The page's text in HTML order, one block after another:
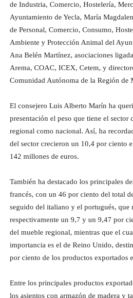
de Industria, Comercio, Hostelería,
Ayuntamiento de Yecla, María
de Personal, Comercio, Consumo,
Ambiente y Protección Animal del
Ana Belén Martínez, asociaciones
Arema, COAC, ICEX, Cetem, y
Comunidad Autónoma de la Región de
El consejero Luis Alberto Marín ha
presentación el peso que tiene el sector
regional como nacional. Así, ha
del sector crecieron un 10,4 por ciento
142 millones de euros.
También ha destacado los principales
francés, con un 46 por ciento del total
seguido del italiano y el portugués, que
respectivamente un 9,7 y un 9,47 por
del mueble regional, mientras que el
importancia es el de Reino Unido,
por ciento de los productos exportados
Entre los principales productos
los asientos con armazón de madera y